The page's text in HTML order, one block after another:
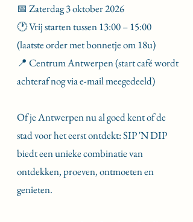
📅 Zaterdag 3 oktober 2026
🕐 Vrij starten tussen 13:00 – 15:00
(laatste order met bonnetje om 18u)
📍 Centrum Antwerpen (start café wordt
achteraf nog via e-mail meegedeeld)
Of je Antwerpen nu al goed kent of de
stad voor het eerst ontdekt: SIP 'N DIP
biedt een unieke combinatie van
ontdekken, proeven, ontmoeten en
genieten.